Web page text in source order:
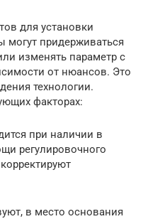
для установки
могут придерживаться
изменять параметр с
от нюансов. Это
технологии.
факторах:
при наличии в
регулировочного
в место основания